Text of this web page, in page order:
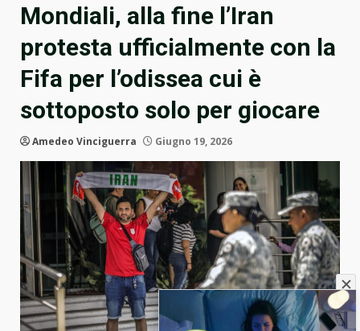
Mondiali, alla fine l’Iran
protesta ufficialmente con la
Fifa per l’odissea cui è
sottoposto solo per giocare
Amedeo Vinciguerra Giugno 19, 2026